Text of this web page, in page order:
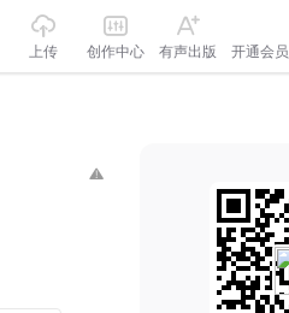
上传 创作中心 有声出版 开通会员